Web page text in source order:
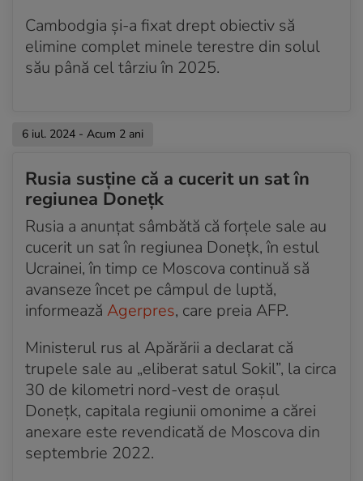
Cambodgia şi-a fixat drept obiectiv să
elimine complet minele terestre din solul
său până cel târziu în 2025.
6 iul. 2024 - Acum 2 ani
Rusia susţine că a cucerit un sat în
regiunea Doneţk
Rusia a anunţat sâmbătă că forţele sale au
cucerit un sat în regiunea Doneţk, în estul
Ucrainei, în timp ce Moscova continuă să
avanseze încet pe câmpul de luptă,
informează Agerpres, care preia AFP.
Ministerul rus al Apărării a declarat că
trupele sale au „eliberat satul Sokil”, la circa
30 de kilometri nord-vest de oraşul
Doneţk, capitala regiunii omonime a cărei
anexare este revendicată de Moscova din
septembrie 2022.